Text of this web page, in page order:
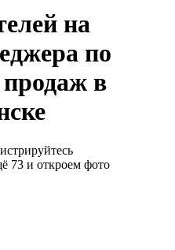
на
по
в
73 и откроем фото